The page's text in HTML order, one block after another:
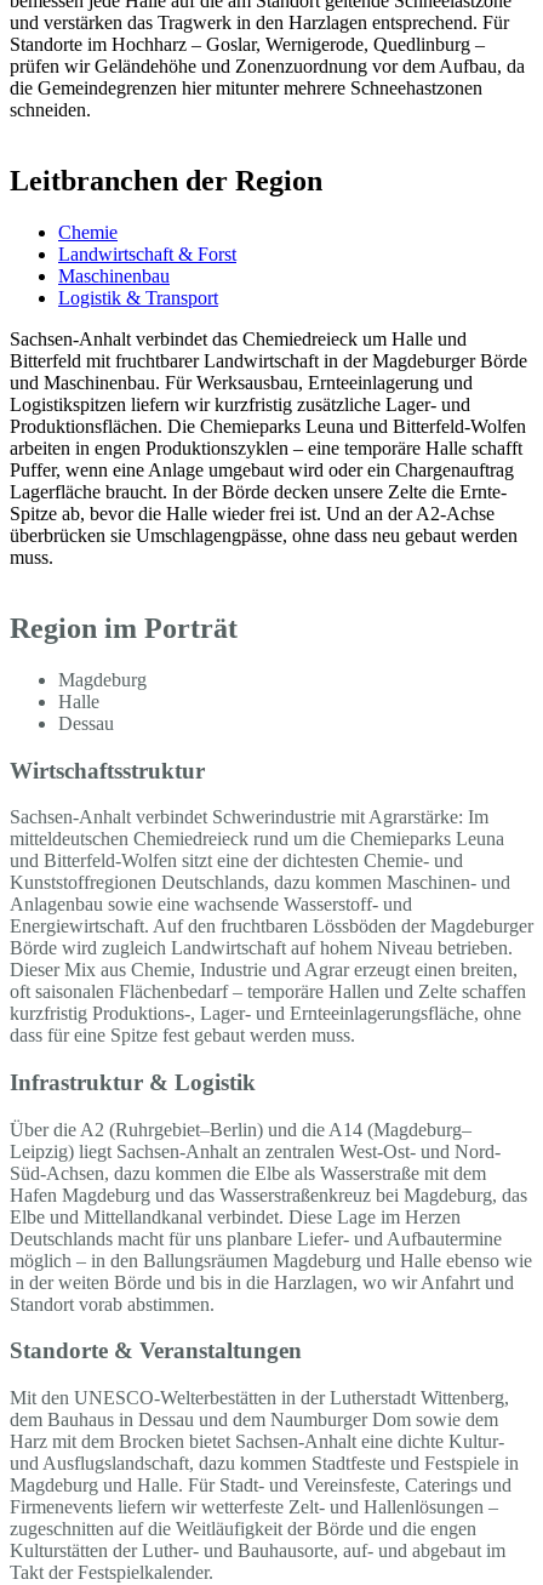
und verstärken das Tragwerk in den Harzlagen entsprechend. Für
Standorte im Hochharz – Goslar, Wernigerode, Quedlinburg –
prüfen wir Geländehöhe und Zonenzuordnung vor dem Aufbau, da
die Gemeindegrenzen hier mitunter mehrere Schneehastzonen
schneiden.
Leitbranchen der Region
Chemie
Landwirtschaft & Forst
Maschinenbau
Logistik & Transport
Sachsen-Anhalt verbindet das Chemiedreieck um Halle und
Bitterfeld mit fruchtbarer Landwirtschaft in der Magdeburger Börde
und Maschinenbau. Für Werksausbau, Ernteeinlagerung und
Logistikspitzen liefern wir kurzfristig zusätzliche Lager- und
Produktionsflächen. Die Chemieparks Leuna und Bitterfeld-Wolfen
arbeiten in engen Produktionszyklen – eine temporäre Halle schafft
Puffer, wenn eine Anlage umgebaut wird oder ein Chargenauftrag
Lagerfläche braucht. In der Börde decken unsere Zelte die Ernte-
Spitze ab, bevor die Halle wieder frei ist. Und an der A2-Achse
überbrücken sie Umschlagengpässe, ohne dass neu gebaut werden
muss.
Region im Porträt
Magdeburg
Halle
Dessau
Wirtschaftsstruktur
Sachsen-Anhalt verbindet Schwerindustrie mit Agrarstärke: Im
mitteldeutschen Chemiedreieck rund um die Chemieparks Leuna
und Bitterfeld-Wolfen sitzt eine der dichtesten Chemie- und
Kunststoffregionen Deutschlands, dazu kommen Maschinen- und
Anlagenbau sowie eine wachsende Wasserstoff- und
Energiewirtschaft. Auf den fruchtbaren Lössböden der Magdeburger
Börde wird zugleich Landwirtschaft auf hohem Niveau betrieben.
Dieser Mix aus Chemie, Industrie und Agrar erzeugt einen breiten,
oft saisonalen Flächenbedarf – temporäre Hallen und Zelte schaffen
kurzfristig Produktions-, Lager- und Ernteeinlagerungsfläche, ohne
dass für eine Spitze fest gebaut werden muss.
Infrastruktur & Logistik
Über die A2 (Ruhrgebiet–Berlin) und die A14 (Magdeburg–
Leipzig) liegt Sachsen-Anhalt an zentralen West-Ost- und Nord-
Süd-Achsen, dazu kommen die Elbe als Wasserstraße mit dem
Hafen Magdeburg und das Wasserstraßenkreuz bei Magdeburg, das
Elbe und Mittellandkanal verbindet. Diese Lage im Herzen
Deutschlands macht für uns planbare Liefer- und Aufbautermine
möglich – in den Ballungsräumen Magdeburg und Halle ebenso wie
in der weiten Börde und bis in die Harzlagen, wo wir Anfahrt und
Standort vorab abstimmen.
Standorte & Veranstaltungen
Mit den UNESCO-Welterbestätten in der Lutherstadt Wittenberg,
dem Bauhaus in Dessau und dem Naumburger Dom sowie dem
Harz mit dem Brocken bietet Sachsen-Anhalt eine dichte Kultur-
und Ausflugslandschaft, dazu kommen Stadtfeste und Festspiele in
Magdeburg und Halle. Für Stadt- und Vereinsfeste, Caterings und
Firmenevents liefern wir wetterfeste Zelt- und Hallenlösungen –
zugeschnitten auf die Weitläufigkeit der Börde und die engen
Kulturstätten der Luther- und Bauhausorte, auf- und abgebaut im
Takt der Festspielkalender.